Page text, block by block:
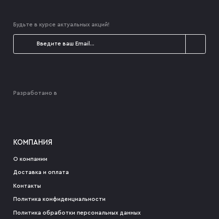
Будьте в курсе актуальных акций!
Разработано в
КОМПАНИЯ
О компании
Доставка и оплата
Контакты
Политика конфиденциальности
Политика обработки персональных данных